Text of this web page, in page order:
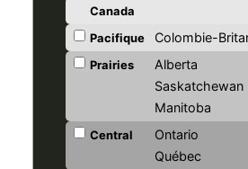
Canada
Pacifique
Colombie-
Prairies
Alberta
Saskatchewan
Manitoba
Central
Ontario
Québec